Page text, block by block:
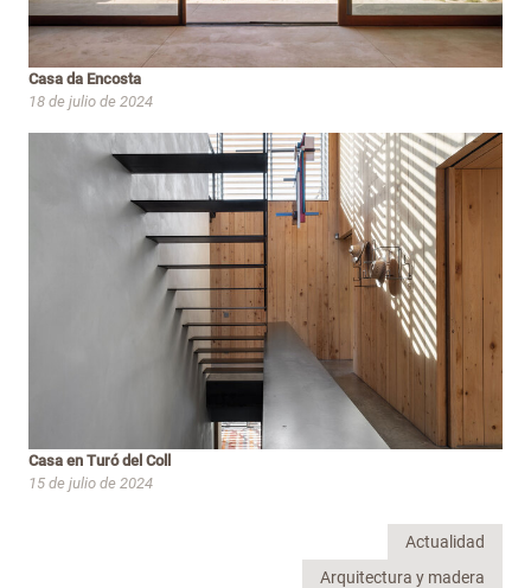
Casa da Encosta
18 de julio de 2024
Casa en Turó del Coll
15 de julio de 2024
Actualidad
Arquitectura y madera